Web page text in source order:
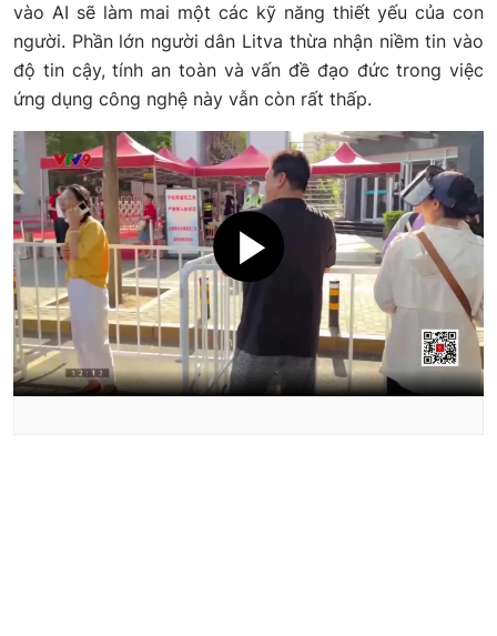
vào AI sẽ làm mai một các kỹ năng thiết yếu của con
người. Phần lớn người dân Litva thừa nhận niềm tin vào
độ tin cậy, tính an toàn và vấn đề đạo đức trong việc
ứng dụng công nghệ này vẫn còn rất thấp.